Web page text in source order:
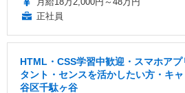
正社員
HTML・CSS学習中歓迎・スマホア
タント・センスを活かしたい方・キ
⾕区千駄ヶ⾕